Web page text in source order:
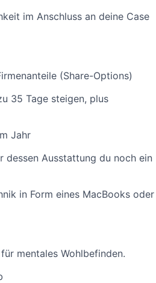
im Anschluss an deine Case
(Share-Options)
35 Tage steigen, plus
Jahr
Ausstattung du noch ein
in Form eines MacBooks oder
mentales Wohlbefinden.